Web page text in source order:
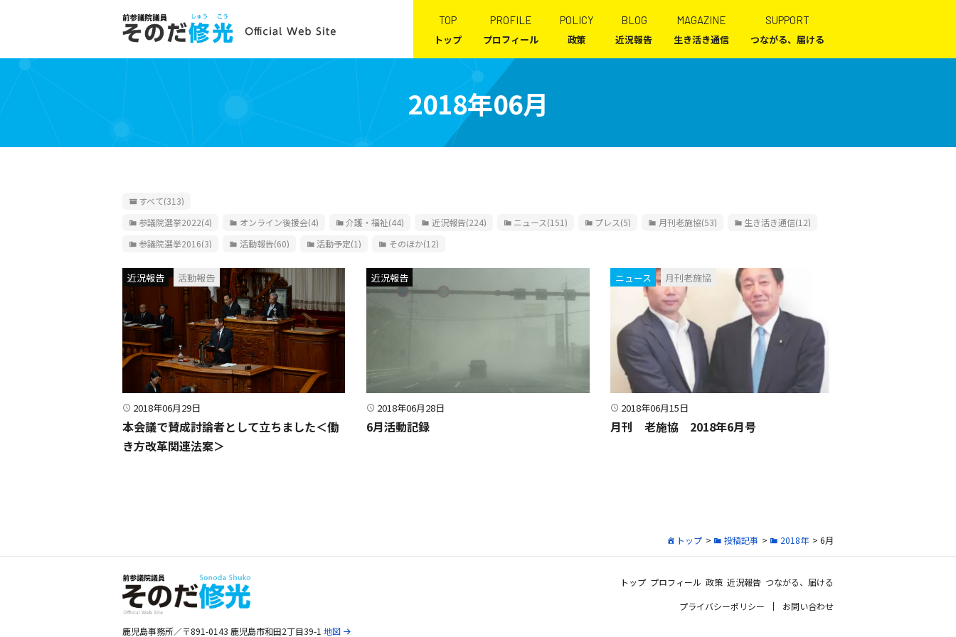
トップ
TOP
プロフィール
PROFILE
政策
POLICY
近況報告
BLOG
生き活き通信
MAGAZINE
つながる、届ける
SUPPORT
2018年06月
すべて(313)
参議院選挙2022(4) オンライン後援会(4) 介護・福祉(44) 近況報告(224) ニュース(151) プレス(5) 月刊老施協(53) 生き活き通信(12)
参議院選挙2016(3) 活動報告(60) 活動予定(1) そのほか(12)
2018年06月29日
本会議で賛成討論者として立ちました＜働
き方改革関連法案＞
近況報告 活動報告
2018年06月28日
6月活動記録
近況報告
2018年06月15日
月刊 老施協 2018年6月号
ニュース 月刊老施協
トップ > 投稿記事 > 2018年 > 6月
鹿児島事務所／〒891-0143 鹿児島市和田2丁目39-1 地図
トップ プロフィール 政策 近況報告 つながる、届ける
プライバシーポリシー
お問い合わせ